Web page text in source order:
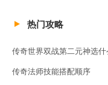
热门攻略
传奇世界双战第二元神选什
传奇法师技能搭配顺序